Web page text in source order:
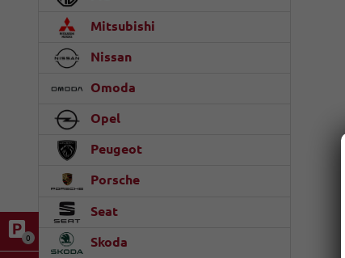
0
Mitsubishi
Nissan
Omoda
Opel
Peugeot
Porsche
Seat
Skoda